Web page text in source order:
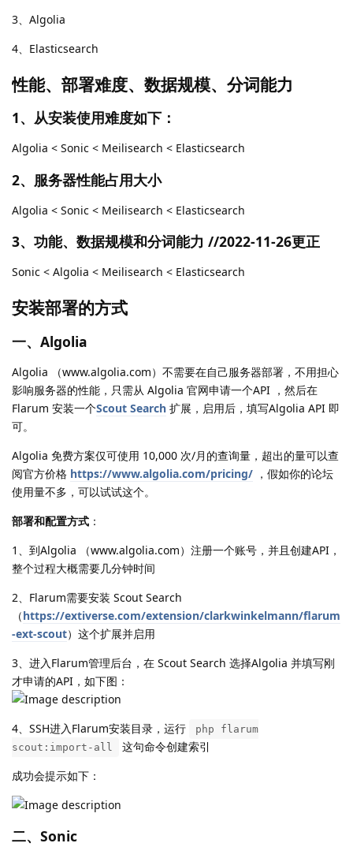
3、Algolia
4、Elasticsearch
性能、部署难度、数据规模、分词能力
1、从安装使用难度如下：
Algolia < Sonic < Meilisearch < Elasticsearch
2、服务器性能占用大小
Algolia < Sonic < Meilisearch < Elasticsearch
3、功能、数据规模和分词能力 //2022-11-26更正
Sonic < Algolia < Meilisearch < Elasticsearch
安装部署的方式
一、Algolia
Algolia （www.algolia.com）不需要在自己服务器部署，不用担心
影响服务器的性能，只需从 Algolia 官网申请一个API ，然后在
Flarum 安装一个Scout Search 扩展，启用后，填写Algolia API 即
可。
Algolia 免费方案仅可使用 10,000 次/月的查询量，超出的量可以查
阅官方价格 https://www.algolia.com/pricing/ ，假如你的论坛
使用量不多，可以试试这个。
部署和配置方式 ：
1、到Algolia （www.algolia.com）注册一个账号，并且创建API，
整个过程大概需要几分钟时间
2、Flarum需要安装 Scout Search
（https://extiverse.com/extension/clarkwinkelmann/flarum
-ext-scout）这个扩展并启用
3、进入Flarum管理后台，在 Scout Search 选择Algolia 并填写刚
才申请的API，如下图：
4、SSH进入Flarum安装目录，运行
php flarum
scout:import-all
这句命令创建索引
成功会提示如下：
二、Sonic